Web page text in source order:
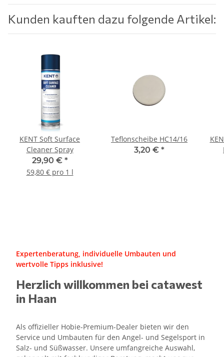
Kunden kauften dazu folgende Artikel:
KENT Soft Surface
Cleaner Spray
29,90 € *
59,80 € pro 1 l
Teflonscheibe HC14/16
3,20 € *
Expertenberatung, individuelle Umbauten und
wertvolle Tipps inklusive!
Herzlich willkommen bei catawest
in Haan
Als offizieller Hobie-Premium-Dealer bieten wir den
Service und Umbauten für den Angel- und Segelsport in
Salz- und Süßwasser. Unsere umfangreiche Auswahl,